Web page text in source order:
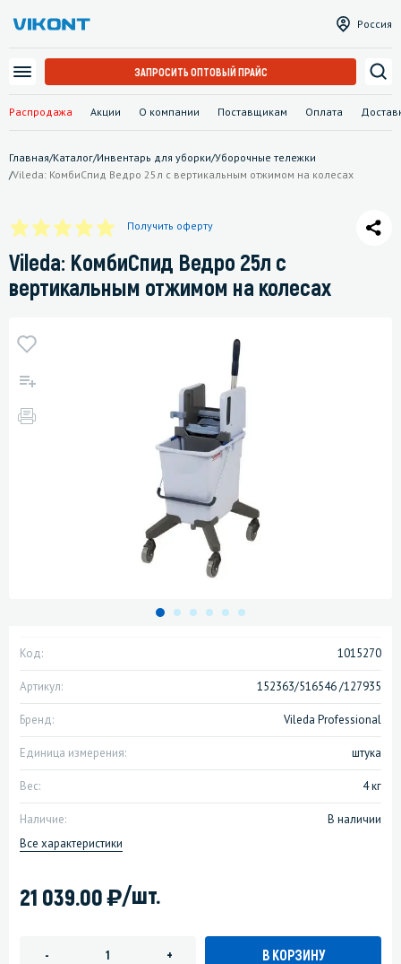
Распродажа Акции О компании Поставщикам Оплата
Россия
ЗАПРОСИТЬ ОПТОВЫЙ ПРАЙС
Главная/Каталог/Инвентарь для уборки/Уборочные тележки
/Vileda: КомбиСпид Ведро 25л с вертикальным отжимом на колесах
Получить оферту
Vileda: КомбиСпид Ведро 25л с
вертикальным отжимом на колесах
Код: 1015270
Артикул: 152363/516546 /127935
Бренд: Vileda Professional
Единица измерения: штука
Вес: 4 кг
Наличие:
В наличии
Все характеристики
21 039.00)/шт.
- + В КОРЗИНУ